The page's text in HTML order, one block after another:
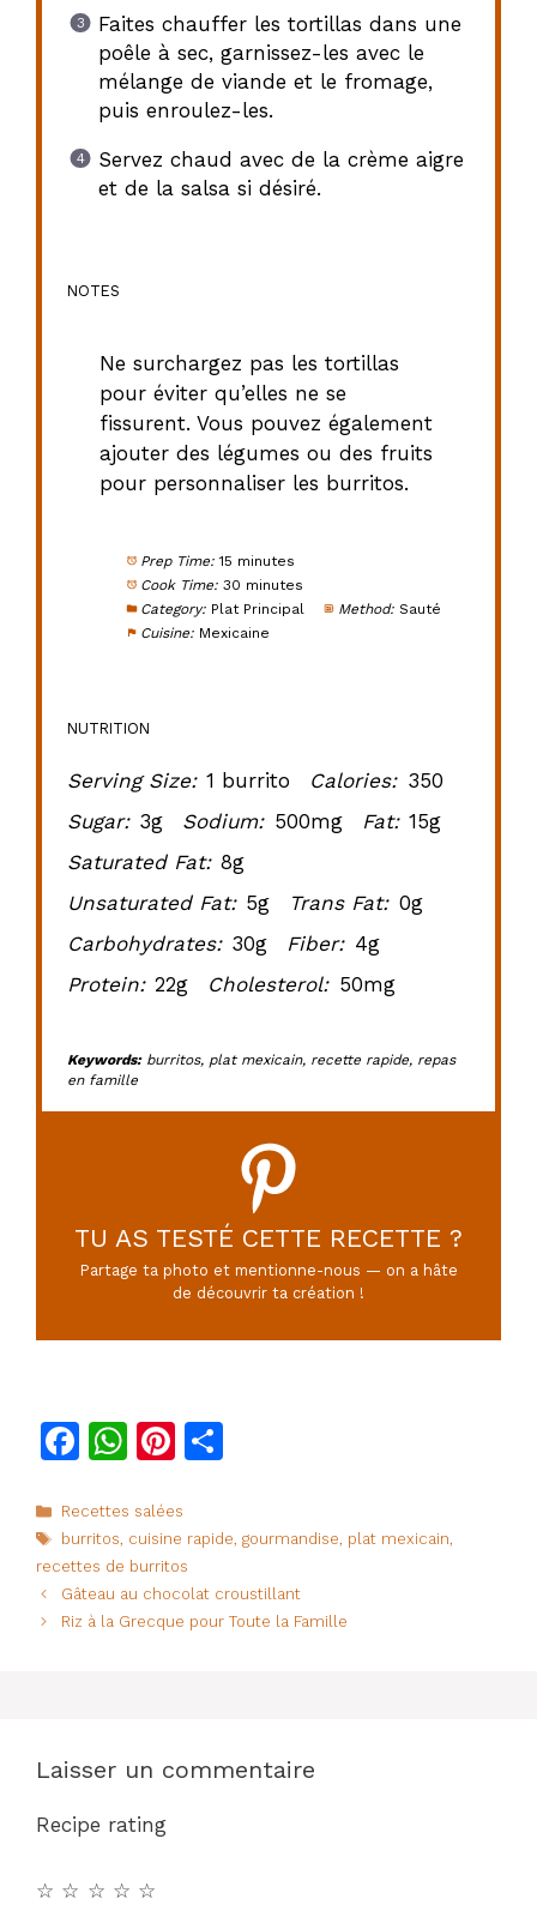
Faites chauffer les tortillas dans une
poêle à sec, garnissez-les avec le
mélange de viande et le fromage,
puis enroulez-les.
Servez chaud avec de la crème aigre
et de la salsa si désiré.
NOTES
Ne surchargez pas les tortillas
pour éviter qu’elles ne se
fissurent. Vous pouvez également
ajouter des légumes ou des fruits
pour personnaliser les burritos.
Prep Time: 15 minutes
Cook Time: 30 minutes
Category: Plat Principal Method: Sauté
Cuisine: Mexicaine
NUTRITION
Serving Size: 1 burrito Calories: 350
Sugar: 3g Sodium: 500mg Fat: 15g
Saturated Fat: 8g
Unsaturated Fat: 5g Trans Fat: 0g
Carbohydrates: 30g Fiber: 4g
Protein: 22g Cholesterol: 50mg
Keywords:burritos, plat mexicain, recette rapide, repas
en famille
TU AS TESTÉ CETTE RECETTE ?
Partage ta photo et mentionne-nous — on a hâte
de découvrir ta création !
F
c
e
b
o
W
at
s
A
p
Pi
te
re
st
g
er
Catégories
Recettes salées
Étiquettes
burritos, cuisine rapide, gourmandise, plat mexicain,
recettes de burritos
Gâteau au chocolat croustillant
Riz à la Grecque pour Toute la Famille
Laisser un commentaire
Recipe rating
☆
☆
☆
☆
☆